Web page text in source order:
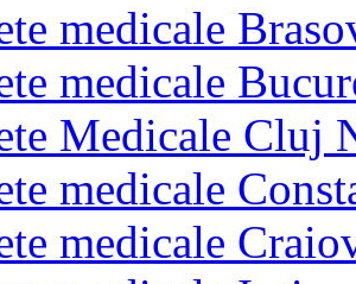
medicale
medicale
Medicale Cluj
medicale
medicale